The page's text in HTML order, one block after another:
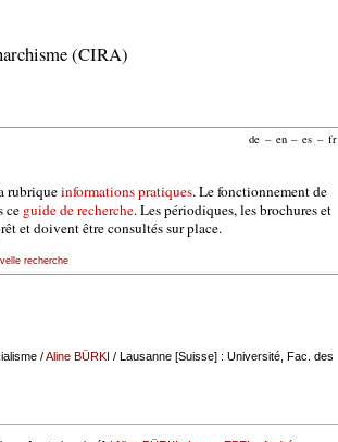
(CIRA)
de – en – es – fr
rubriqueinformations pratiques. Le fonctionnement de
ce guide de recherche. Les périodiques, les brochures et
et doivent être consultés sur place.
recherche
/Aline BÜRKI / Lausanne [Suisse] : Université, Fac. des